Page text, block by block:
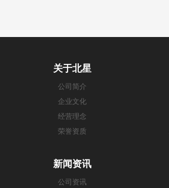
关于北星
公司简介
企业文化
经营理念
荣誉资质
新闻资讯
公司资讯